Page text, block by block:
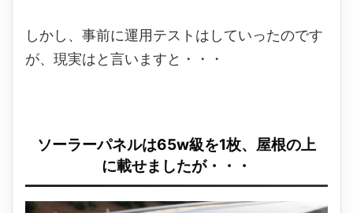
しかし、事前に運用テストはしていったのです
が、現実はと言いますと・・・
ソーラーパネルは65w級を1枚、屋根の上
に載せましたが・・・